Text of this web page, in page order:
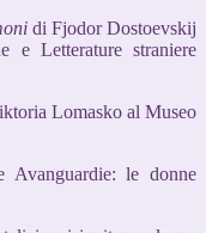
di Fjodor Dostoevskij
e Letterature straniere
Lomasko al Museo
le donne